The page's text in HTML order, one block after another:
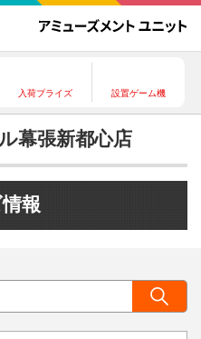
入荷プライズ 設置ゲーム機
幕張新都心店
報